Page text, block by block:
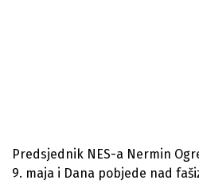
Predsjednik NES-a Nermin
9. maja i Dana pobjede nad